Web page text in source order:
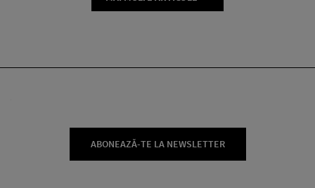
ABONEAZĂ-TE LA NEWSLETTER